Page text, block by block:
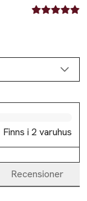
5 av fem
Finns i 2 varuhus
Recensioner